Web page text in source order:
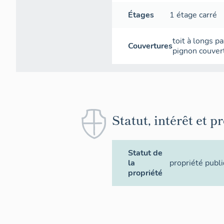
Étages 1 étage carré
Couverturestoit à longs
pignon
Statut, intérêt et
Statut de
la
propriété
propriété